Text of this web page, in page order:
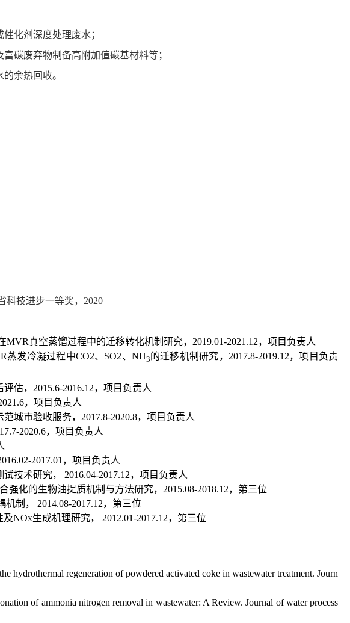
化剂深度处理废水；
碳废弃物制备高附加值碳基材料等；
余热回收。
技进步一等奖， 2020
MVR真空蒸馏过程中的迁移转化机制研究， 2019.01-2021.12，项目负责人
蒸发冷凝过程中CO2、 SO2、 NH3的迁移机制研究， 2017.8-2019.12，项目负责
估， 2015.6-2016.12，项目负责人
，项目负责人
城市验收服务， 2017.8-2020.8，项目负责人
2020.6，项目负责人
2017.01，项目负责人
技术研究，
2016.04-2017.12，项目负责人
强化的生物油提质机制与方法研究， 2015.08-2018.12，第三位
制， 2014.08-2017.12，第三位
及NOx生成机理研究， 2012.01-2017.12，第三位
hydrothermal regeneration of powdered activated coke in wastewater treatment. Journ
of ammonia nitrogen removal in wastewater: A Review. Journal of water process